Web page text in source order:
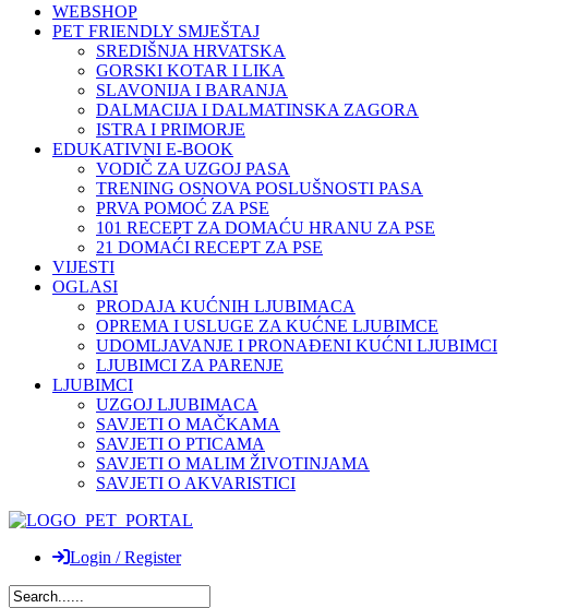
WEBSHOP
PET FRIENDLY SMJEŠTAJ
SREDIŠNJA HRVATSKA
GORSKI KOTAR I LIKA
SLAVONIJA I BARANJA
DALMACIJA I DALMATINSKA ZAGORA
ISTRA I PRIMORJE
EDUKATIVNI E-BOOK
VODIČ ZA UZGOJ PASA
TRENING OSNOVA POSLUŠNOSTI PASA
PRVA POMOĆ ZA PSE
101 RECEPT ZA DOMAĆU HRANU ZA PSE
21 DOMAĆI RECEPT ZA PSE
VIJESTI
OGLASI
PRODAJA KUĆNIH LJUBIMACA
OPREMA I USLUGE ZA KUĆNE LJUBIMCE
UDOMLJAVANJE I PRONAĐENI KUĆNI LJUBIMCI
LJUBIMCI ZA PARENJE
LJUBIMCI
UZGOJ LJUBIMACA
SAVJETI O MAČKAMA
SAVJETI O PTICAMA
SAVJETI O MALIM ŽIVOTINJAMA
SAVJETI O AKVARISTICI
Login / Register